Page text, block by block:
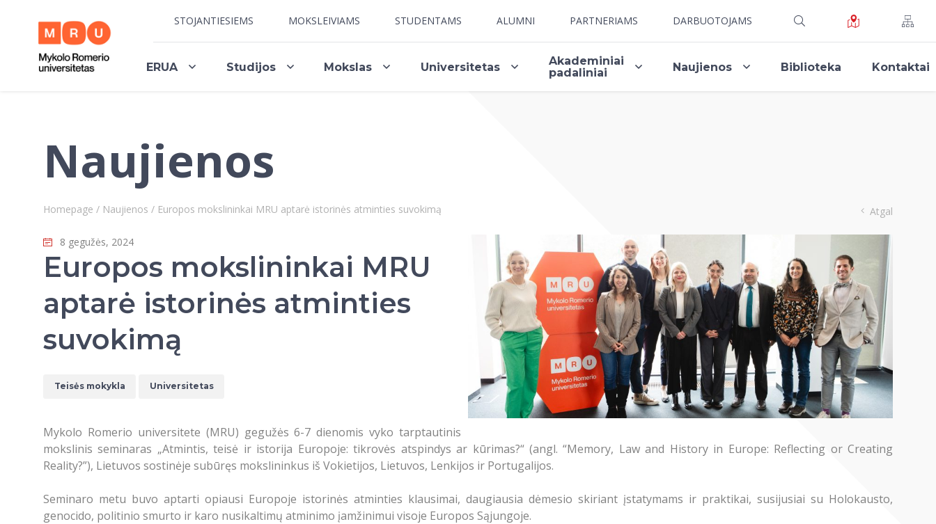
STOJANTIESIEMS MOKSLEIVIAMS STUDENTAMS ALUMNI PARTNERIAMS DARBUOTOJAMS
ERUA Studijos Mokslas Universitetas
Akademiniai
padaliniai
Naujienos Biblioteka Kontaktai
Naujienos
Homepage / Naujienos / Europos mokslininkai MRU aptarė istorinės atminties suvokimą Atgal
8 gegužės, 2024
Europos mokslininkai MRU
aptarė istorinės atminties
suvokimą
Teisės mokykla Universitetas
Mykolo Romerio universitete (MRU) gegužės 6-7 dienomis vyko tarptautinis
mokslinis seminaras „Atmintis, teisė ir istorija Europoje: tikrovės atspindys ar kūrimas?“ (angl. “Memory, Law and History in Europe: Reflecting or Creating
Reality?”), Lietuvos sostinėje subūręs mokslininkus iš Vokietijos, Lietuvos, Lenkijos ir Portugalijos.
Seminaro metu buvo aptarti opiausi Europoje istorinės atminties klausimai, daugiausia dėmesio skiriant įstatymams ir praktikai, susijusiai su Holokausto,
genocido, politinio smurto ir karo nusikaltimų atminimo įamžinimui visoje Europos Sąjungoje.